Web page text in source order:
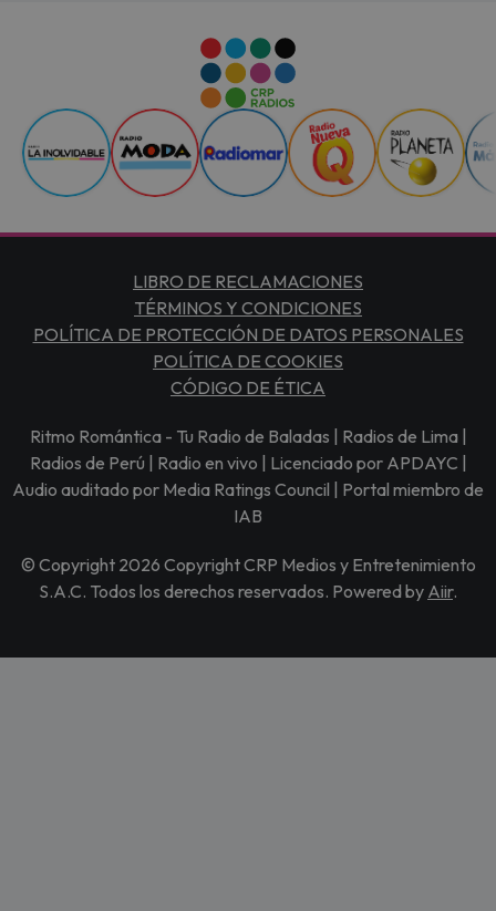
LIBRO DE RECLAMACIONES
TÉRMINOS Y CONDICIONES
POLÍTICA DE PROTECCIÓN DE DATOS PERSONALES
POLÍTICA DE COOKIES
CÓDIGO DE ÉTICA
Ritmo Romántica - Tu Radio de Baladas | Radios de Lima |
Radios de Perú | Radio en vivo | Licenciado por APDAYC |
Audio auditado por Media Ratings Council | Portal miembro de
IAB
© Copyright 2026 Copyright CRP Medios y Entretenimiento
S.A.C. Todos los derechos reservados. Powered by Aiir.